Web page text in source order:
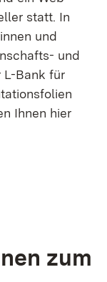
statt. In
und
und
L-Bank für
Ihnen hier
zum